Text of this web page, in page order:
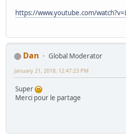
https://www.youtube.com/
Dan
Global Moderator
January 21, 2018, 12:47:23 PM
Super
Merci pour le partage